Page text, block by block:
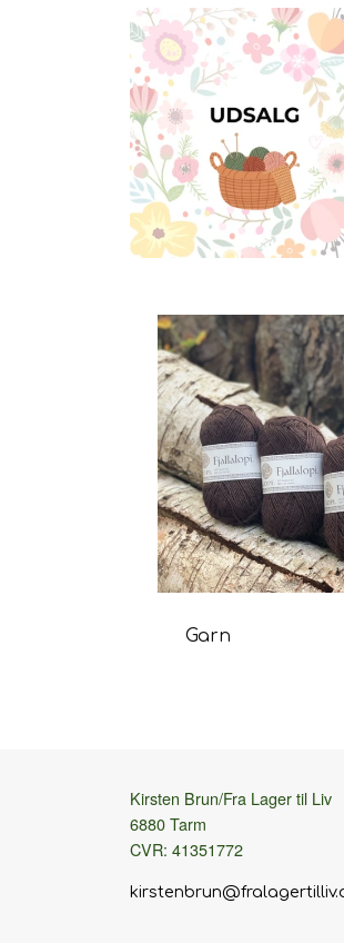
Garn
Kirsten Brun/Fra Lager til Liv
6880 Tarm
CVR: 41351772